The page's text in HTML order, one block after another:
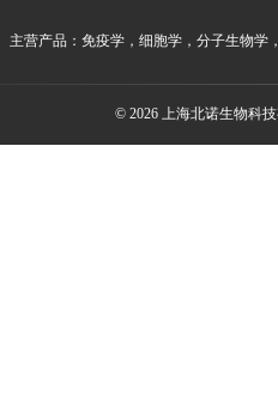
主营产品：免疫学，细胞学，分子生物学
© 2026 上海北诺生物科